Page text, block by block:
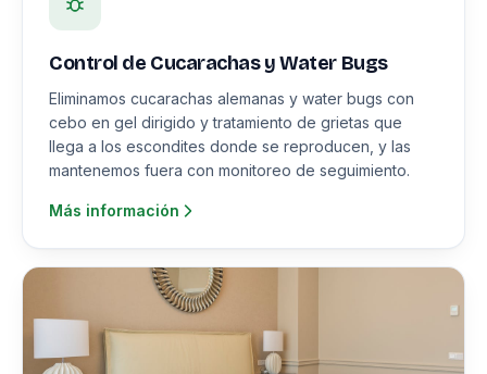
Control de Cucarachas y Water Bugs
Eliminamos cucarachas alemanas y water bugs con
cebo en gel dirigido y tratamiento de grietas que
llega a los escondites donde se reproducen, y las
mantenemos fuera con monitoreo de seguimiento.
Más información